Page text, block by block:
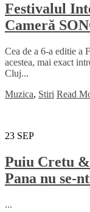
Festivalul
Cameră
Cea de a 6-a editie a
acestea, mai exact
Cluj...
Muzica, Stiri Read
23 SEP
Puiu Cretu
Pana nu se-
...